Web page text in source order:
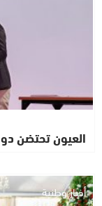
العيون تحتضن
أخبار وطنية